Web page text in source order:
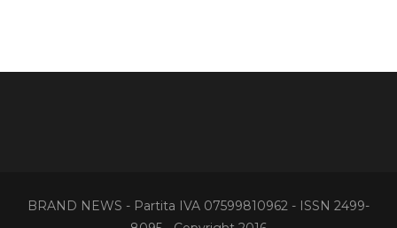
BRAND NEWS - Partita IVA 07599810962 - ISSN 2499-